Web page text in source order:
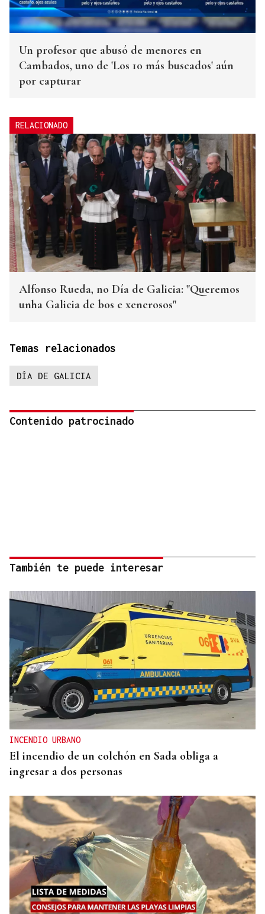
Un profesor que abusó de menores en
Cambados, uno de 'Los 10 más buscados' aún
por capturar
RELACIONADO
Alfonso Rueda, no Día de Galicia: "Queremos
unha Galicia de bos e xenerosos"
Temas relacionados
DÍA DE GALICIA
Contenido patrocinado
También te puede interesar
INCENDIO URBANO
El incendio de un colchón en Sada obliga a
ingresar a dos personas